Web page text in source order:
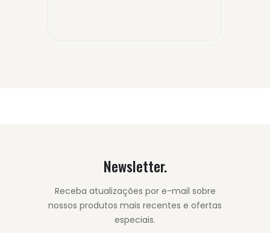
Newsletter.
Receba atualizações por e-mail sobre
nossos produtos mais recentes e ofertas
especiais.